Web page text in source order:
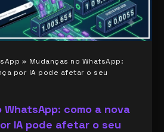
» Mudanças no WhatsApp:
por IA pode afetar o seu
WhatsApp: como a nova
IA pode afetar o seu